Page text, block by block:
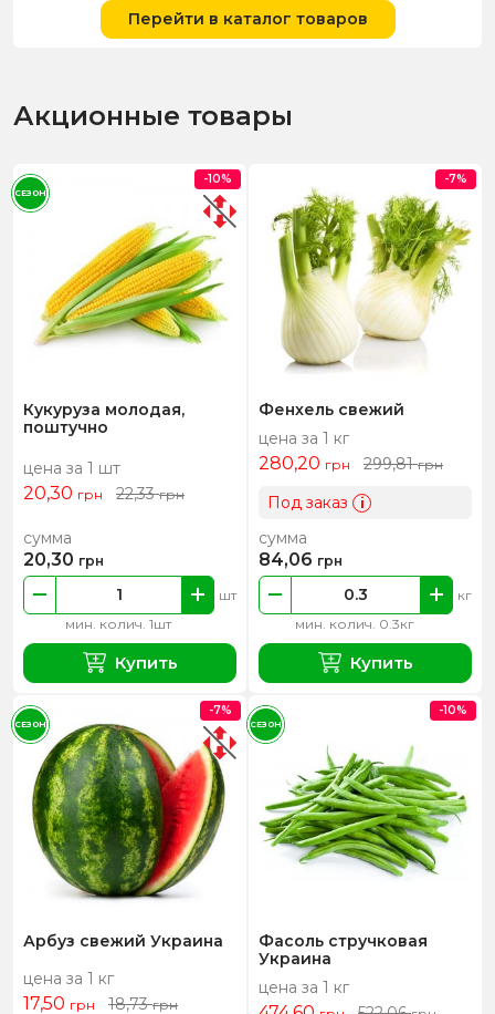
Перейти в каталог товаров
Акционные товары
Кукуруза молодая,
поштучно
цена за 1 шт
20,30 грн 22,33грн
мин. колич. 1шт
шт
сумма
20,30 грн
Купить
-10%
СЕЗОН
Фенхель свежий
цена за 1 кг
280,20 грн 299,81грн
Под заказ i
мин. колич. 0.3кг
кг
сумма
84,06 грн
Купить
-7%
Арбуз свежий Украина
цена за 1 кг
17,50 грн 18,73грн
-7%
СЕЗОН
Фасоль стручковая
Украина
цена за 1 кг
-10%
СЕЗОН